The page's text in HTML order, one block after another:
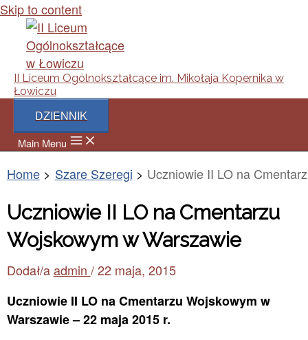
Skip to content
II Liceum Ogólnokształcące im. Mikołaja Kopernika w
Łowiczu
DZIENNIK
Main Menu
Home Szare Szeregi Uczniowie II LO na
Uczniowie II LO na Cmentarzu
Wojskowym w Warszawie
Dodał/a admin /22 maja, 2015
Uczniowie II LO na Cmentarzu Wojskowym w
Warszawie – 22 maja 2015 r.